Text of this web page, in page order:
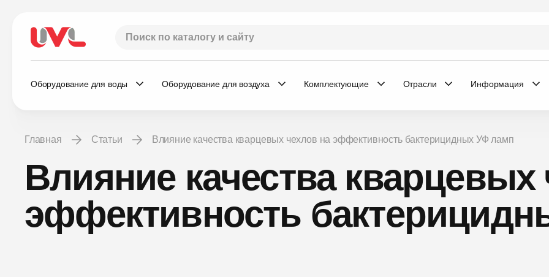
Оборудование для воды Оборудование для воздуха Комплектующие Отрасли Информация
Главная Статьи Влияние качества кварцевых чехлов на эффективность бактерицидных УФ ламп
Влияние качества кварцевых
эффективность